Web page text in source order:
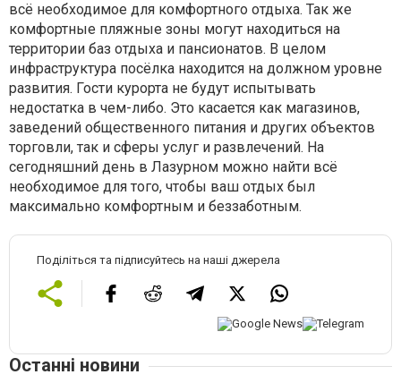
всё необходимое для комфортного отдыха. Так же
комфортные пляжные зоны могут находиться на
территории баз отдыха и пансионатов. В целом
инфраструктура посёлка находится на должном уровне
развития. Гости курорта не будут испытывать
недостатка в чем-либо. Это касается как магазинов,
заведений общественного питания и других объектов
торговли, так и сферы услуг и развлечений. На
сегодняшний день в Лазурном можно найти всё
необходимое для того, чтобы ваш отдых был
максимально комфортным и беззаботным.
Поділіться та підписуйтесь на наші джерела
Останні новини